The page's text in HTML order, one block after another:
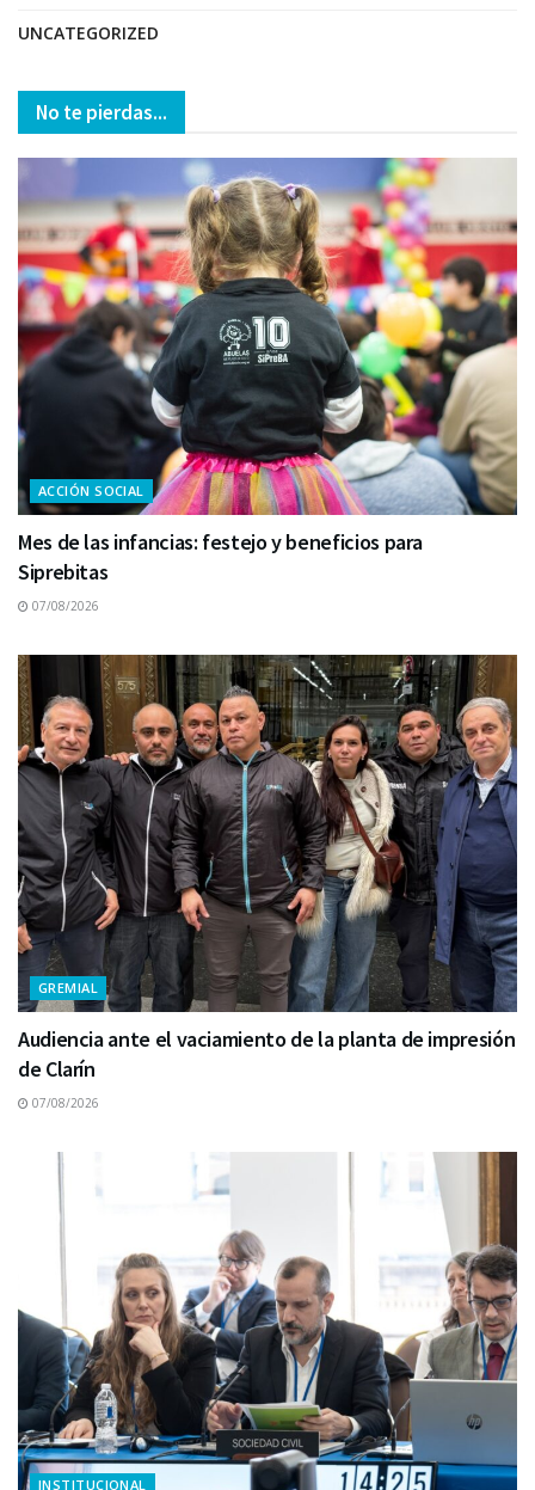
UNCATEGORIZED
No te pierdas...
ACCIÓN SOCIAL
Mes de las infancias: festejo y beneficios para
Siprebitas
07/08/2026
GREMIAL
Audiencia ante el vaciamiento de la planta de impresión
de Clarín
07/08/2026
INSTITUCIONAL